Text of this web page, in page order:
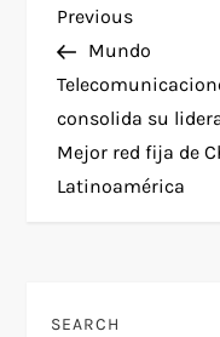
P
o
s
t
a
Previous
Post
Previous
Mundo
consolida su
Mejor red fija de
Latinoamérica
SEARCH